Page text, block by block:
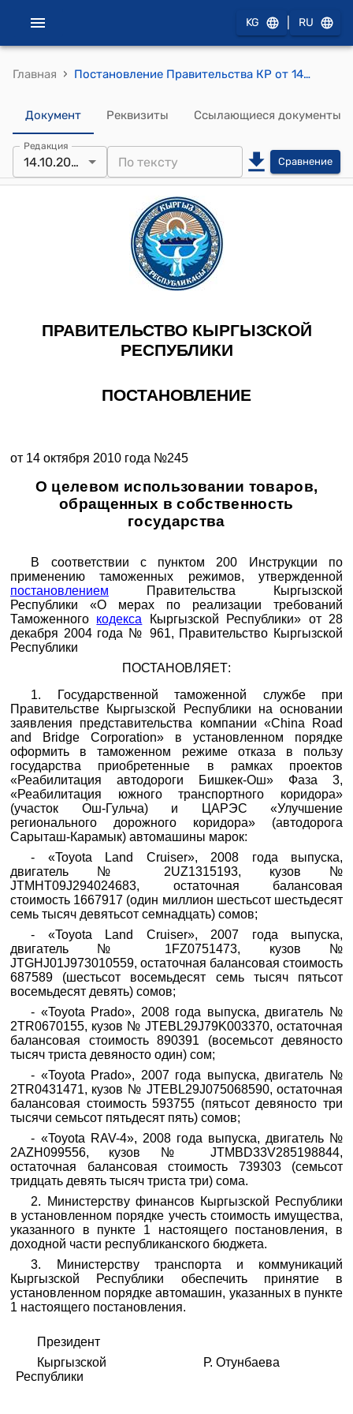
KG RU
Главная › Постановление Правительства КР от 14 октября 2010 года №245 "О целевом использовании товаров, обращенных в собственность государства"
Документ Реквизиты Ссылающиеся документы
Редакция
14.10.2010 Сравнение